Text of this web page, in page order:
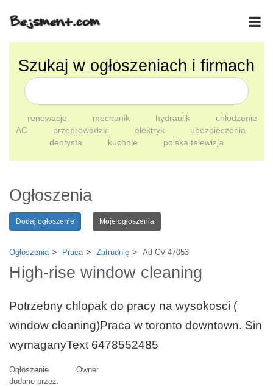
Szukaj w ogłoszeniach i firmach
renowacje mechanik hydraulik
chłodzenie
AC
przeprowadzki elektryk
ubezpieczenia
dentysta
kuchnie polska telewizja
Ogłoszenia
Dodaj ogłoszenie Moje ogłoszenia
Ogłoszenia Praca Zatrudnię Ad CV-47053
High-rise window cleaning
Potrzebny chlopak do pracy na wysokosci (
window cleaning)Praca w toronto downtown. Sin
wymaganyText 6478552485
Ogłoszenie
dodane przez:
Owner